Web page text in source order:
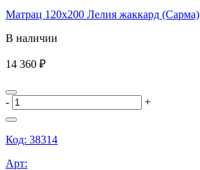
Матрац 120х200 Лелия жаккард (Сарма)
В наличии
14 360 ₽
- +
Код: 38314
Арт: